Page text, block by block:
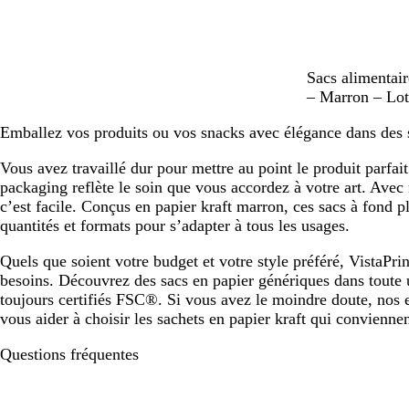
M
a
r
n
Sacs
– Marron –
Emballez vos produits ou vos snacks avec élégance dans des
Vous avez travaillé dur pour mettre au point le produit
packaging reflète le soin que vous accordez à votre art. Avec
c’est facile. Conçus en papier kraft marron, ces sacs à fond
quantités et formats pour s’adapter à tous les usages.
Quels que soient votre budget et votre style préféré,
besoins. Découvrez des sacs en papier génériques dans
toujours certifiés FSC®. Si vous avez le moindre doute, nos
vous aider à choisir les sachets en papier kraft qui
Questions fréquentes